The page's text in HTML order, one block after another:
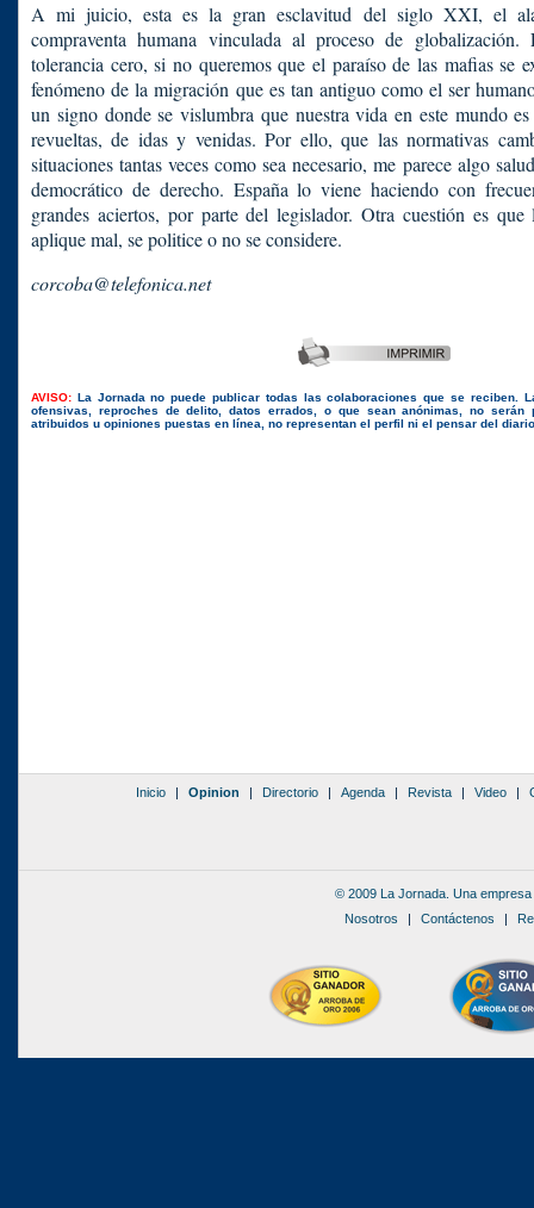
A mi juicio, esta es la gran esclavitud del siglo XXI, el
compraventa humana vinculada al proceso de
tolerancia cero, si no queremos que el paraíso de las mafias se
fenómeno de la migración que es tan antiguo como el ser
un signo donde se vislumbra que nuestra vida en este mundo
revueltas, de idas y venidas. Por ello, que las normativas
situaciones tantas veces como sea necesario, me parece algo
democrático de derecho. España lo viene haciendo con
grandes aciertos, por parte del legislador. Otra cuestión es que
aplique mal, se politice o no se considere.
corcoba@telefonica.net
AVISO: La Jornada no puede publicar todas las colaboraciones que se reciben.
ofensivas, reproches de delito, datos errados, o que sean anónimas, no serán
atribuidos u opiniones puestas en línea, no representan el perfil ni el pensar del
Inicio | Opinion | Directorio | Agenda | Revista | Video |
© 2009 La Jornada. Una
Nosotros | Contáctenos |